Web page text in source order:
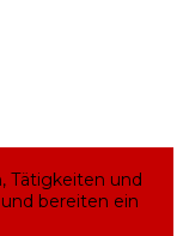
Tätigkeiten und
bereiten ein